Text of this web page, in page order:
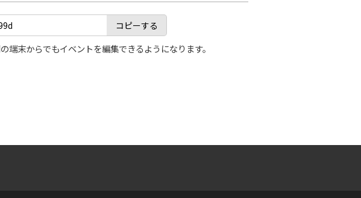
コピーする
末からでもイベントを編集できるようになります。